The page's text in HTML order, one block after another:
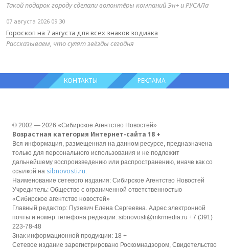
Такой подарок городу сделали волонтёры компаний Эн+ и РУСАЛа
07 августа 2026 09:30
Гороскоп на 7 августа для всех знаков зодиака
Рассказываем, что сулят звёзды сегодня
КОНТАКТЫ РЕКЛАМА
© 2002 — 2026 «Сибирское Агентство Новостей»
Возрастная категория Интернет-сайта 18 +
Вся информация, размещенная на данном ресурсе, предназначена
только для персонального использования и не подлежит
дальнейшему воспроизведению или распространению, иначе как со
ссылкой на sibnovosti.ru.
Наименование сетевого издания: Сибирское Агентство Новостей
Учредитель: Общество с ограниченной ответственностью
«Сибирское агентство новостей»
Главный редактор: Пузевич Елена Сергеевна. Адрес электронной
почты и номер телефона редакции: sibnovosti@mkrmedia.ru +7 (391)
223-78-48
Знак информационной продукции: 18 +
Сетевое издание зарегистрировано Роскомнадзором, Свидетельство